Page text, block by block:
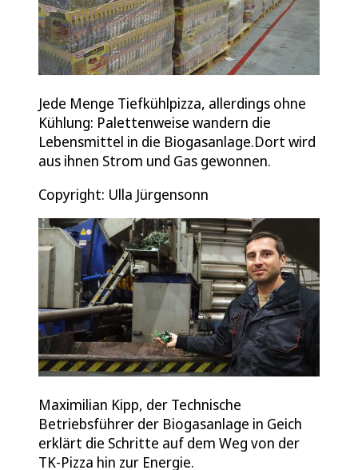
Jede Menge Tiefkühlpizza, allerdings ohne
Kühlung: Palettenweise wandern die
Lebensmittel in die Biogasanlage.Dort wird
aus ihnen Strom und Gas gewonnen.
Copyright: Ulla Jürgensonn
Maximilian Kipp, der Technische
Betriebsführer der Biogasanlage in Geich
erklärt die Schritte auf dem Weg von der
TK-Pizza hin zur Energie.